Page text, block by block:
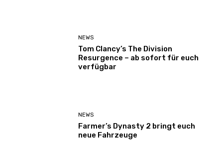
NEWS
Tom Clancy’s The Division
Resurgence – ab sofort für euch
verfügbar
NEWS
Farmer’s Dynasty 2 bringt euch
neue Fahrzeuge